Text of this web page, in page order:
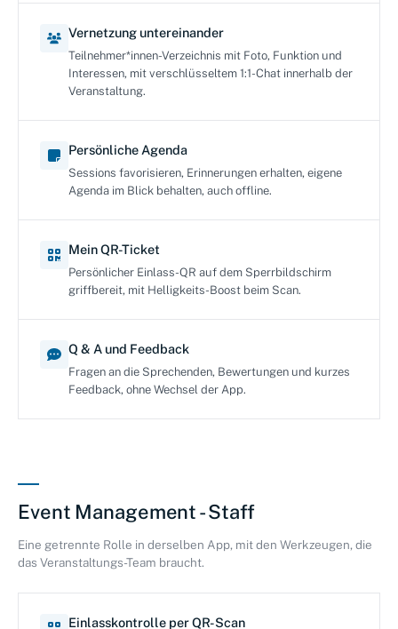
Vernetzung untereinander
Teilnehmer*innen-Verzeichnis mit Foto, Funktion und
Interessen, mit verschlüsseltem 1:1-Chat innerhalb der
Veranstaltung.
Persönliche Agenda
Sessions favorisieren, Erinnerungen erhalten, eigene
Agenda im Blick behalten, auch offline.
Mein QR-Ticket
Persönlicher Einlass-QR auf dem Sperrbildschirm
griffbereit, mit Helligkeits-Boost beim Scan.
Q & A und Feedback
Fragen an die Sprechenden, Bewertungen und kurzes
Feedback, ohne Wechsel der App.
Event Management - Staff
Eine getrennte Rolle in derselben App, mit den Werkzeugen, die
das Veranstaltungs-Team braucht.
Einlasskontrolle per QR-Scan